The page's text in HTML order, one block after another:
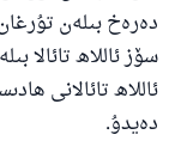
دەرەخ بىلەن
سۆز ئاللاھ تائالا
ئاللاھ تائالانى
دەيدۇ.